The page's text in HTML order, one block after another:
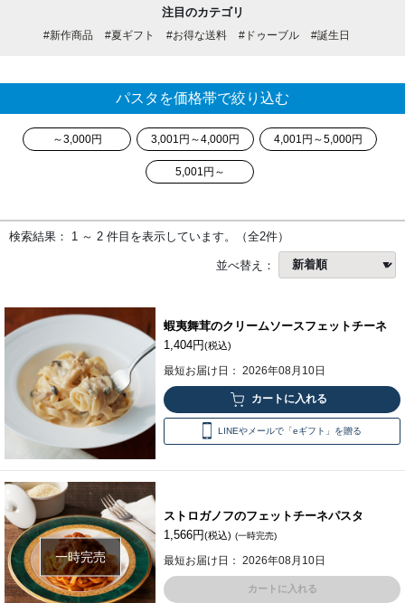
注目のカテゴリ
#新作商品 #夏ギフト #お得な送料 #ドゥーブル #誕生日
パスタを価格帯で絞り込む
～3,000円 3,001円～4,000円 4,001円～5,000円
5,001円～
検索結果： 1 ～ 2 件目を表示しています。（全2件）
並べ替え：
蝦夷舞茸のクリームソースフェットチーネ
1,404円(税込)
最短お届け日： 2026年08月10日
LINEやメールで「eギフト」を贈る
一時完売
ストロガノフのフェットチーネパスタ
1,566円(税込) (一時完売)
最短お届け日： 2026年08月10日
カートに入れる